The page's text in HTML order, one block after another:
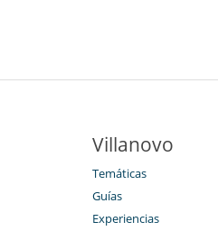
Villanovo
Temáticas
Guías
Experiencias